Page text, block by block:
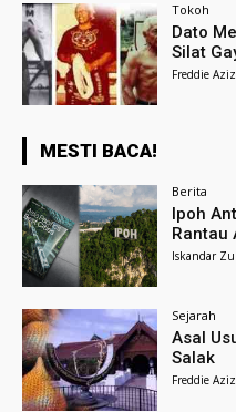
Tokoh
Dato
Silat
Freddie
MESTI BACA!
Berita
Ipoh
Rantau
Iskandar
Sejarah
Asal
Salak
Freddie